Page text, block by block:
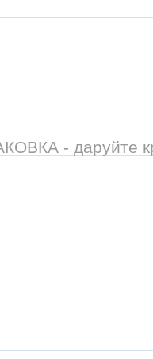
- даруйте